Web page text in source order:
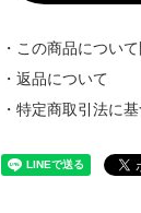
・この商品につい
・返品について
・特定商取引法に